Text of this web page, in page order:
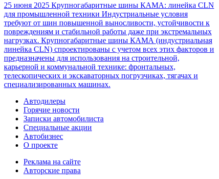
25 июня 2025 Крупногабаритные шины КАМА: линейка CLN
для промышленной техники Индустриальные условия
требуют от шин повышенной выносливости, устойчивости к
повреждениям и стабильной работы даже при экстремальных
нагрузках. Крупногабаритные шины КАМА (индустриальная
линейка CLN) спроектированы с учетом всех этих факторов и
предназначены для использования на строительной,
карьерной и коммунальной технике: фронтальных,
телескопических и экскаваторных погрузчиках, тягачах и
специализированных машинах.
Автодилеры
Горячие новости
Записки автомобилиста
Специальные акции
Автобизнес
О проекте
Реклама на сайте
Авторские права